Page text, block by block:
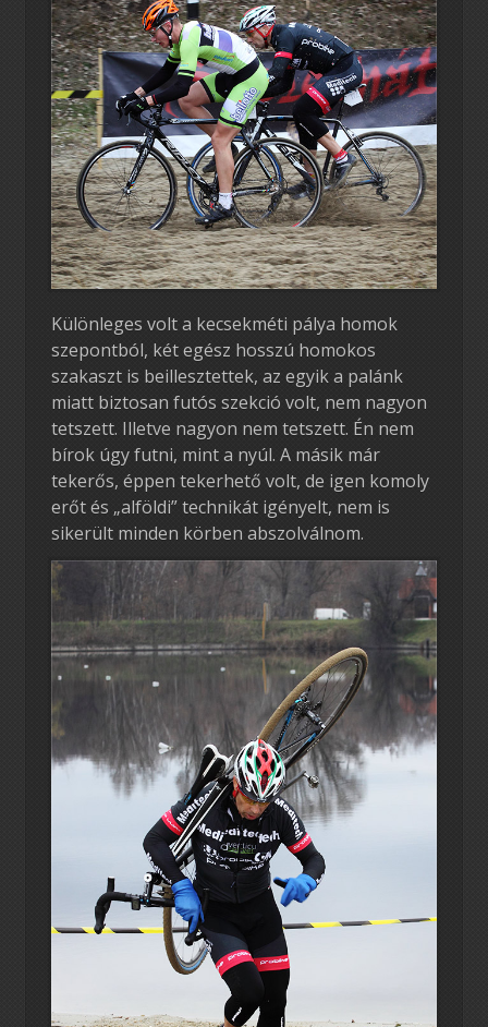
Különleges volt a kecsekméti pálya homok
szepontból, két egész hosszú homokos
szakaszt is beillesztettek, az egyik a palánk
miatt biztosan futós szekció volt, nem nagyon
tetszett. Illetve nagyon nem tetszett. Én nem
bírok úgy futni, mint a nyúl. A másik már
tekerős, éppen tekerhető volt, de igen komoly
erőt és „alföldi” technikát igényelt, nem is
sikerült minden körben abszolválnom.